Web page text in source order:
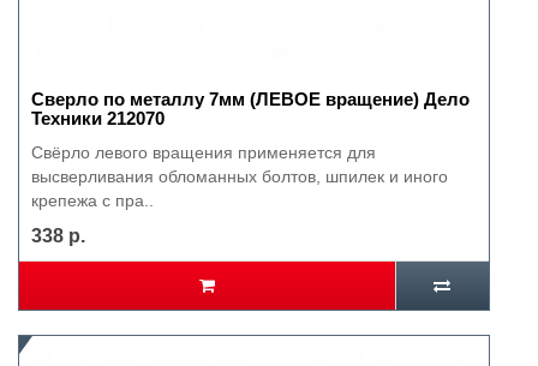
Сверло по металлу 7мм (ЛЕВОЕ вращение) Дело
Техники 212070
Свёрло левого вращения применяется для
высверливания обломанных болтов, шпилек и иного
крепежа с пра..
338 р.